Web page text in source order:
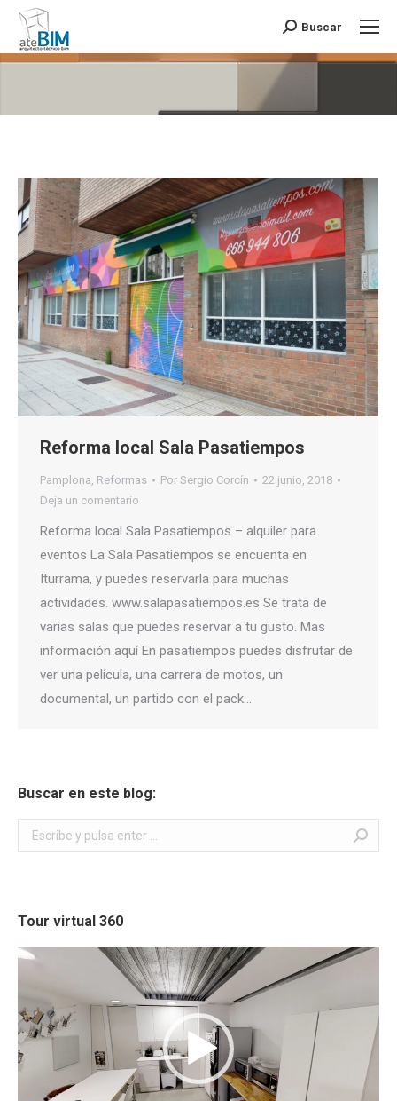
Buscar:
Buscar
Reforma local Sala Pasatiempos
Pamplona, Reformas Por Sergio Corcín
22 junio, 2018
Deja un comentario
Reforma local Sala Pasatiempos – alquiler para
eventos La Sala Pasatiempos se encuenta en
Iturrama, y puedes reservarla para muchas
actividades. www.salapasatiempos.es Se trata de
varias salas que puedes reservar a tu gusto. Mas
información aquí En pasatiempos puedes disfrutar de
ver una película, una carrera de motos, un
documental, un partido con el pack…
Buscar en este blog:
Buscar:
Tour virtual 360
Reproductor